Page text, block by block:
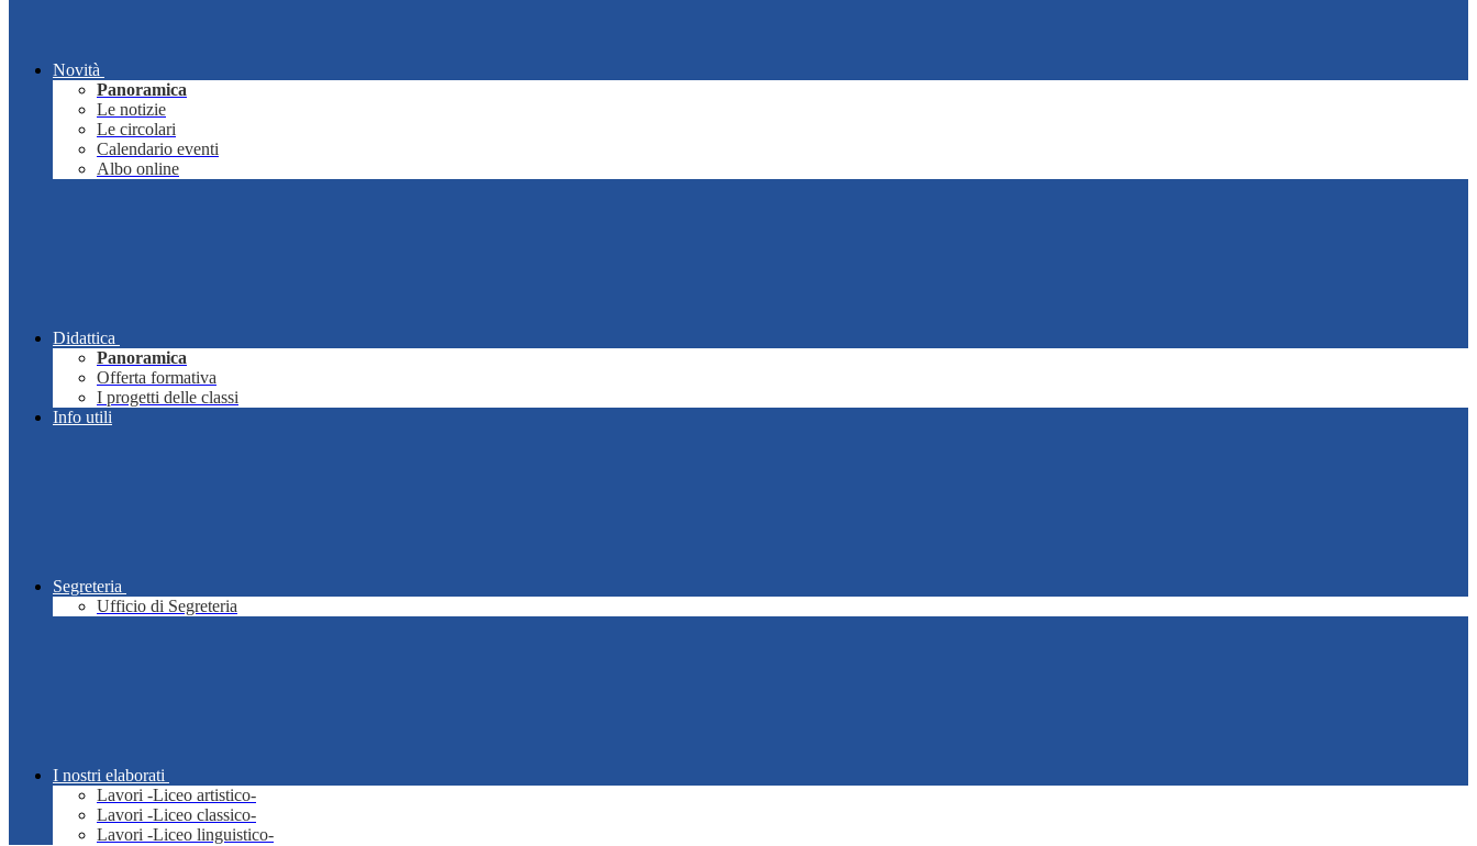
Novità
Panoramica
Le notizie
Le circolari
Calendario eventi
Albo online
Didattica
Panoramica
Offerta formativa
I progetti delle classi
Info utili
Segreteria
Ufficio di Segreteria
I nostri elaborati
Lavori -Liceo artistico-
Lavori -Liceo classico-
Lavori -Liceo linguistico-